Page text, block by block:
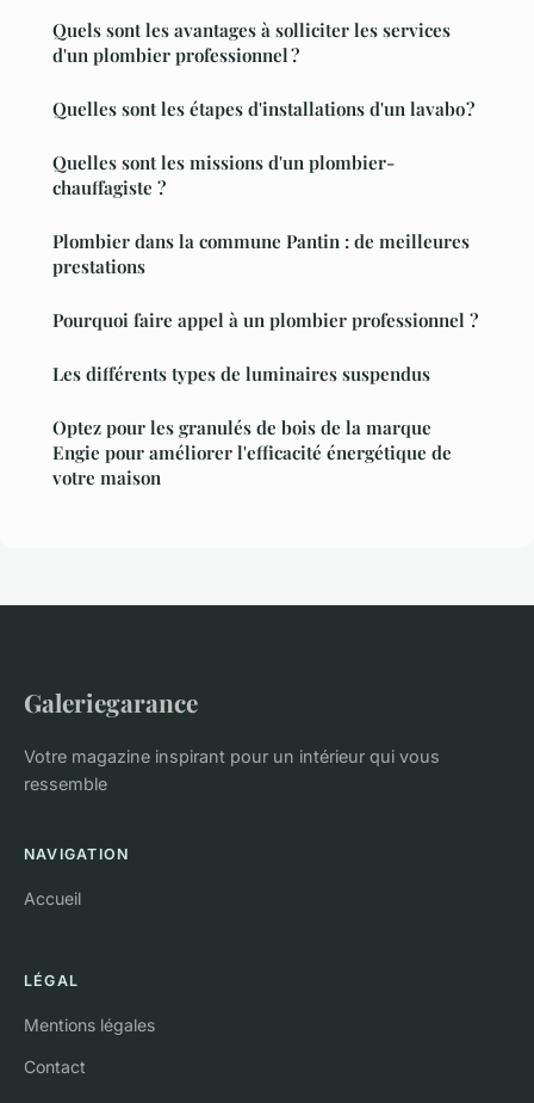
Quels sont les avantages à solliciter les services
d'un plombier professionnel ?
Quelles sont les étapes d'installations d'un lavabo ?
Quelles sont les missions d'un plombier-
chauffagiste ?
Plombier dans la commune Pantin : de meilleures
prestations
Pourquoi faire appel à un plombier professionnel ?
Les différents types de luminaires suspendus
Optez pour les granulés de bois de la marque
Engie pour améliorer l'efficacité énergétique de
votre maison
Galeriegarance
Votre magazine inspirant pour un intérieur qui vous
ressemble
NAVIGATION
Accueil
LÉGAL
Mentions légales
Contact